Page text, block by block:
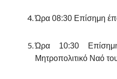
Ώρα 08:30 Επίσημη
Ώρα 10:30
Μητροπολιτικό Ναό